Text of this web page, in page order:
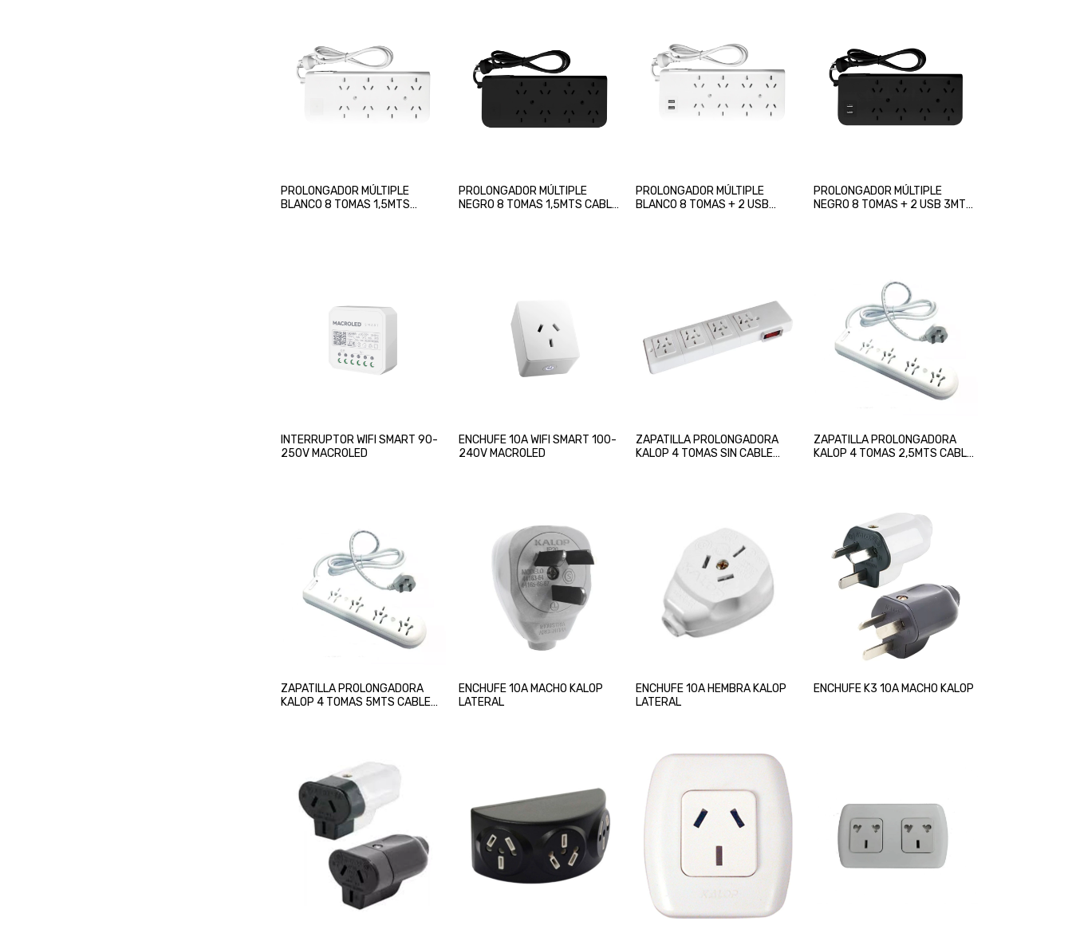
PROLONGADOR MÚLTIPLE
BLANCO 8 TOMAS 1,5MTS
PROLONGADOR MÚLTIPLE
NEGRO 8 TOMAS 1,5MTS CABLE
PROLONGADOR MÚLTIPLE
BLANCO 8 TOMAS + 2 USB
PROLONGADOR MÚLTIPLE
NEGRO 8 TOMAS + 2 USB 3MTS
INTERRUPTOR WIFI SMART 90-
250V MACROLED
ENCHUFE 10A WIFI SMART 100-
240V MACROLED
ZAPATILLA PROLONGADORA
KALOP 4 TOMAS SIN CABLE
ZAPATILLA PROLONGADORA
KALOP 4 TOMAS 2,5MTS CABLE
ZAPATILLA PROLONGADORA
KALOP 4 TOMAS 5MTS CABLE
ENCHUFE 10A MACHO KALOP
LATERAL
ENCHUFE 10A HEMBRA KALOP
LATERAL
ENCHUFE K3 10A MACHO KALOP